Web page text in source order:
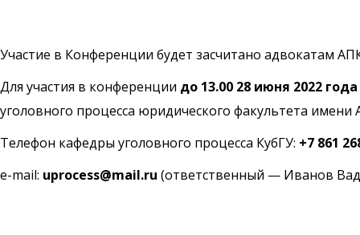
Участие в Конференции будет засчитано адвокатам
Для участия в конференции до 13.00 28 июня 2022 года
уголовного процесса юридического факультета имени
Телефон кафедры уголовного процесса КубГУ: +7 861
e-mail: uprocess@mail.ru (ответственный — Иванов